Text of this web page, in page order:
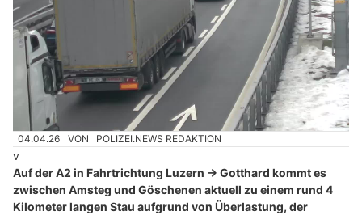
04.04.26 VON POLIZEI.NEWS REDAKTION
v
Auf der A2 in Fahrtrichtung Luzern → Gotthard kommt es
zwischen Amsteg und Göschenen aktuell zu einem rund 4
Kilometer langen Stau aufgrund von Überlastung, der